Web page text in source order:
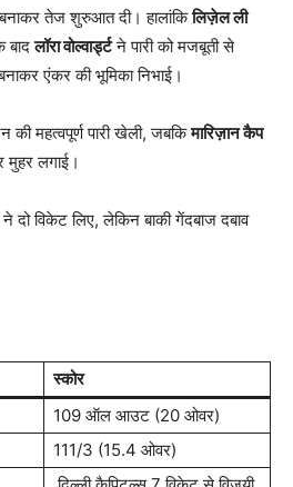
तेज शुरुआत दी। हालांकिलिज़ेल ली
बादलॉरा वोल्वार्ड्टने पारी को मजबूती से
एंकर की भूमिका निभाई।
महत्वपूर्ण पारी खेली, जबकिमारिज़ान कैप
मुहर लगाई।
ने दो विकेट लिए, लेकिन बाकी गेंदबाज दबाव
स्कोर
109 ऑल आउट (20 ओवर)
111/3 (15.4 ओवर)